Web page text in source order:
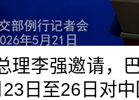
理李强邀请，
日至26日对